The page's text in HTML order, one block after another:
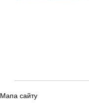
Мапа сайту